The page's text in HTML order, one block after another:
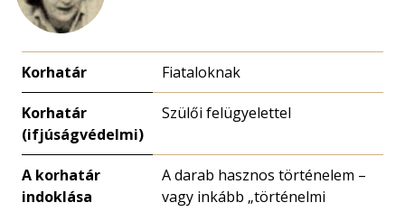
Korhatár Fiataloknak
Korhatár
(ifjúságvédelmi)
Szülői felügyelettel
A korhatár
indoklása
A darab hasznos történelem –
vagy inkább „történelmi